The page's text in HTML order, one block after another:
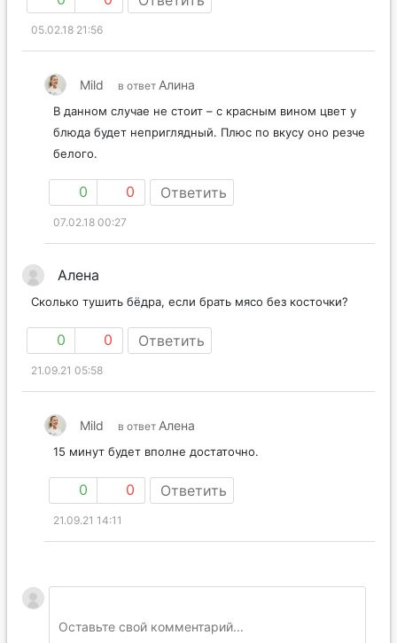
05.02.18 21:56
Mild в ответ Алина
В данном случае не стоит – с красным вином цвет у
блюда будет неприглядный. Плюс по вкусу оно резче
белого.
0 0 Ответить
07.02.18 00:27
Алена
Сколько тушить бёдра, если брать мясо без косточки?
0 0 Ответить
21.09.21 05:58
Mild в ответ Алена
15 минут будет вполне достаточно.
0 0 Ответить
21.09.21 14:11